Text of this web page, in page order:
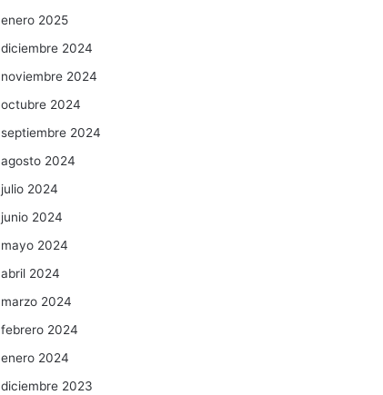
enero 2025
diciembre 2024
noviembre 2024
octubre 2024
septiembre 2024
agosto 2024
julio 2024
junio 2024
mayo 2024
abril 2024
marzo 2024
febrero 2024
enero 2024
diciembre 2023